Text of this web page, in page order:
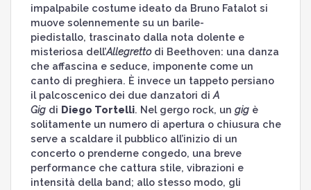
impalpabile costume ideato da Bruno Fatalot si
muove solennemente su un barile-
piedistallo, trascinato dalla nota dolente e
misteriosa dell’Allegrettodi Beethoven: una danza
che affascina e seduce, imponente come un
canto di preghiera. È invece un tappeto persiano
il palcoscenico dei due danzatori di A
Gigdi Diego Tortelli. Nel gergo rock, un gigè
solitamente un numero di apertura o chiusura che
serve a scaldare il pubblico all’inizio di un
concerto o prenderne congedo, una breve
performance che cattura stile, vibrazioni e
intensità della band; allo stesso modo, gli